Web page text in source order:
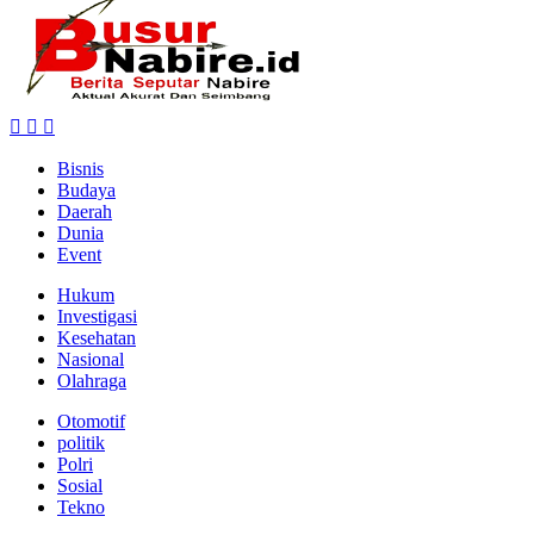
Bisnis
Budaya
Daerah
Dunia
Event
Hukum
Investigasi
Kesehatan
Nasional
Olahraga
Otomotif
politik
Polri
Sosial
Tekno